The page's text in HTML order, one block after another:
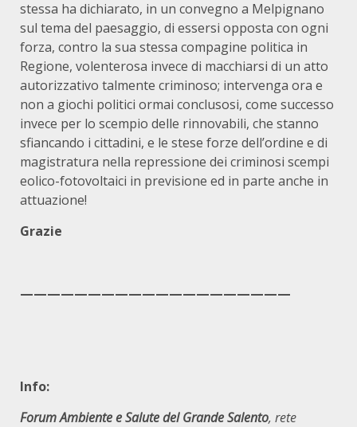
stessa ha dichiarato, in un convegno a Melpignano
sul tema del paesaggio, di essersi opposta con ogni
forza, contro la sua stessa compagine politica in
Regione, volenterosa invece di macchiarsi di un atto
autorizzativo talmente criminoso; intervenga ora e
non a giochi politici ormai conclusosi, come successo
invece per lo scempio delle rinnovabili, che stanno
sfiancando i cittadini, e le stese forze dell’ordine e di
magistratura nella repressione dei criminosi scempi
eolico-fotovoltaici in previsione ed in parte anche in
attuazione!
Grazie
————————————————————
Info:
Forum Ambiente e Salute del Grande Salento, rete